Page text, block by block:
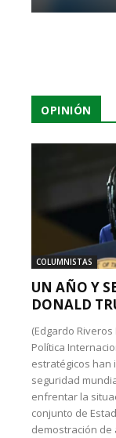
OPINIÓN
COLUMNISTAS
UN AÑO Y
DONALD
(Edgardo
Política
estratégicos han
seguridad
enfrentar la
conjunto de
demostración de